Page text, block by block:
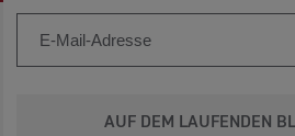
AUF DEM LAUFENDEN